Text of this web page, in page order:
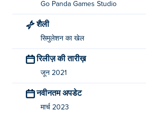
Go Panda Games Studio
शैली
सिमुलेशन का खेल
रिलीज़ की तारीख़
जून 2021
नवीनतम अपडेट
मार्च 2023